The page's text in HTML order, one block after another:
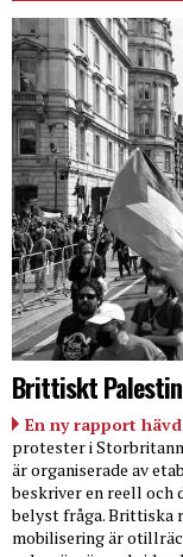
Brittiskt
En ny rapport
protester i
är organiserade av
beskriver en reell
belyst fråga. Brittiska
mobilisering är